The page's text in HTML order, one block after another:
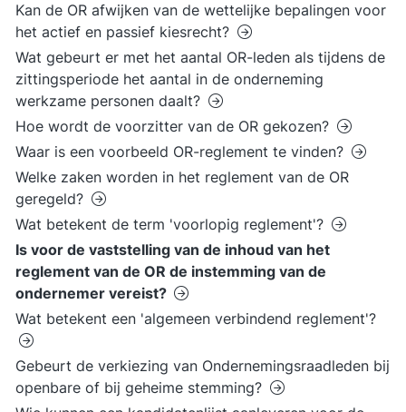
Kan de OR afwijken van de wettelijke bepalingen voor
het actief en passief kiesrecht?
Wat gebeurt er met het aantal OR-leden als tijdens de
zittingsperiode het aantal in de onderneming
werkzame personen daalt?
Hoe wordt de voorzitter van de OR gekozen?
Waar is een voorbeeld OR-reglement te vinden?
Welke zaken worden in het reglement van de OR
geregeld?
Wat betekent de term 'voorlopig reglement'?
Is voor de vaststelling van de inhoud van het
reglement van de OR de instemming van de
ondernemer vereist?
Wat betekent een 'algemeen verbindend reglement'?
Gebeurt de verkiezing van Ondernemingsraadleden bij
openbare of bij geheime stemming?